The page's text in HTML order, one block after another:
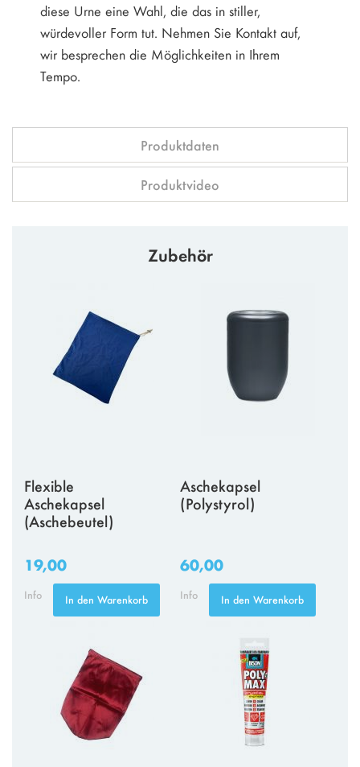
diese Urne eine Wahl, die das in stiller,
würdevoller Form tut. Nehmen Sie Kontakt auf,
wir besprechen die Möglichkeiten in Ihrem
Tempo.
Produktdaten
Produktvideo
Zubehör
Flexible
Aschekapsel
(Aschebeutel)
19,00
Info In den Warenkorb
Aschekapsel
(Polystyrol)
60,00
Info In den Warenkorb